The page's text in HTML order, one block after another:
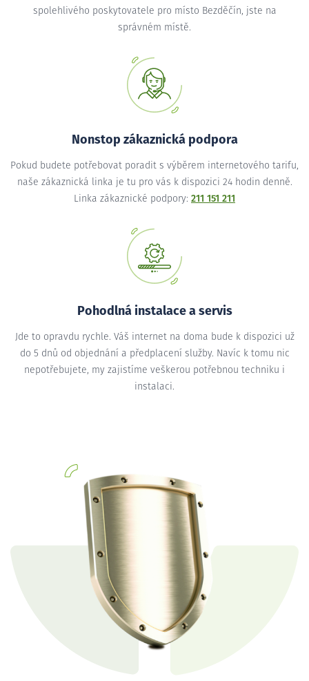
spolehlivého poskytovatele pro místo Bezděčín, jste na
správném místě.
Nonstop zákaznická podpora
Pokud budete potřebovat poradit s výběrem internetového tarifu,
naše zákaznická linka je tu pro vás k dispozici 24 hodin denně.
Linka zákaznické podpory: 211 151 211
Pohodlná instalace a servis
Jde to opravdu rychle. Váš internet na doma bude k dispozici už
do 5 dnů od objednání a předplacení služby. Navíc k tomu nic
nepotřebujete, my zajistíme veškerou potřebnou techniku i
instalaci.